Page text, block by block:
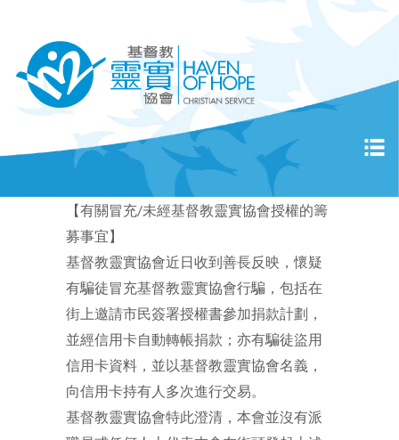
【有關冒充/未經基督教靈實協會授權的籌
募事宜】
基督教靈實協會近日收到善長反映，懷疑
有騙徒冒充基督教靈實協會行騙，包括在
街上邀請市民簽署授權書參加捐款計劃，
並經信用卡自動轉帳捐款；亦有騙徒盜用
信用卡資料，並以基督教靈實協會名義，
向信用卡持有人多次進行交易。
基督教靈實協會特此澄清，本會並沒有派